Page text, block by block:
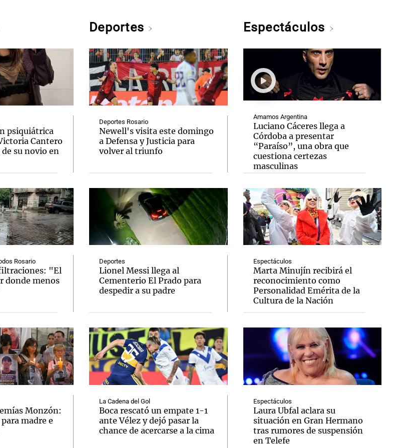
psiquiátrica
Cantero
su novio en
Rosario
"El
donde menos
Monzón:
madre e
Deportes
Deportes Rosario
Newell's visita este domingo
a Defensa y Justicia para
volver al triunfo
Deportes
Lionel Messi llega al
Cementerio El Prado para
despedir a su padre
La Cadena del Gol
Boca rescató un empate 1-1
ante Vélez y dejó pasar la
chance de acercarse a la cima
Espectáculos
Amamos Argentina
Luciano Cáceres llega a
Córdoba a presentar
“Paraíso”, una obra que
cuestiona certezas
masculinas
Espectáculos
Marta Minujín recibirá el
reconocimiento como
Personalidad Emérita de la
Cultura de la Nación
Espectáculos
Laura Ubfal aclara su
situación en Gran Hermano
tras rumores de suspensión
en Telefe
El huracán de Arequito Cadena 3 en Groenlandia
Notas